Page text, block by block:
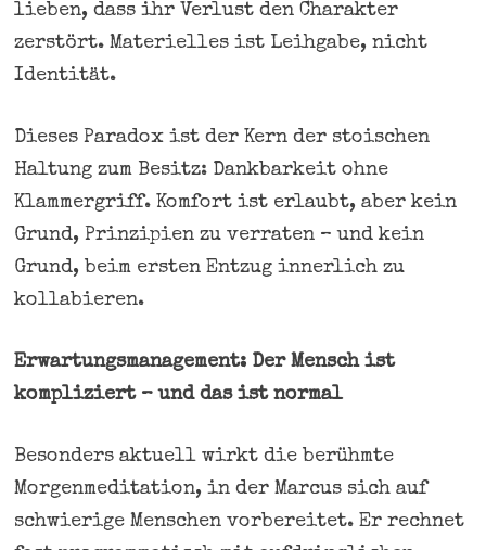
lieben, dass ihr Verlust den Charakter
zerstört. Materielles ist Leihgabe, nicht
Identität.
Dieses Paradox ist der Kern der stoischen
Haltung zum Besitz: Dankbarkeit ohne
Klammergriff. Komfort ist erlaubt, aber kein
Grund, Prinzipien zu verraten – und kein
Grund, beim ersten Entzug innerlich zu
kollabieren.
Erwartungsmanagement: Der Mensch ist
kompliziert – und das ist normal
Besonders aktuell wirkt die berühmte
Morgenmeditation, in der Marcus sich auf
schwierige Menschen vorbereitet. Er rechnet